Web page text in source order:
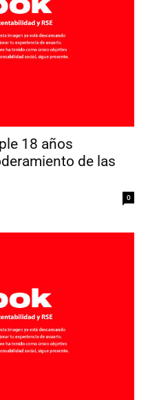
18 años
de las
0